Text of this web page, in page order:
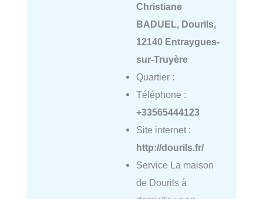
Christiane
BADUEL, Dourils,
12140 Entraygues-
sur-Truyère
Quartier :
Téléphone :
+33565444123
Site internet :
http://dourils.fr/
Service La maison
de Dourils à